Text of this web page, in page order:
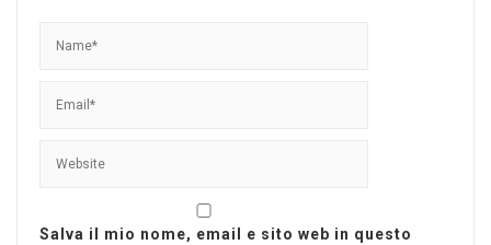
Salva il mio nome, email e sito web in questo